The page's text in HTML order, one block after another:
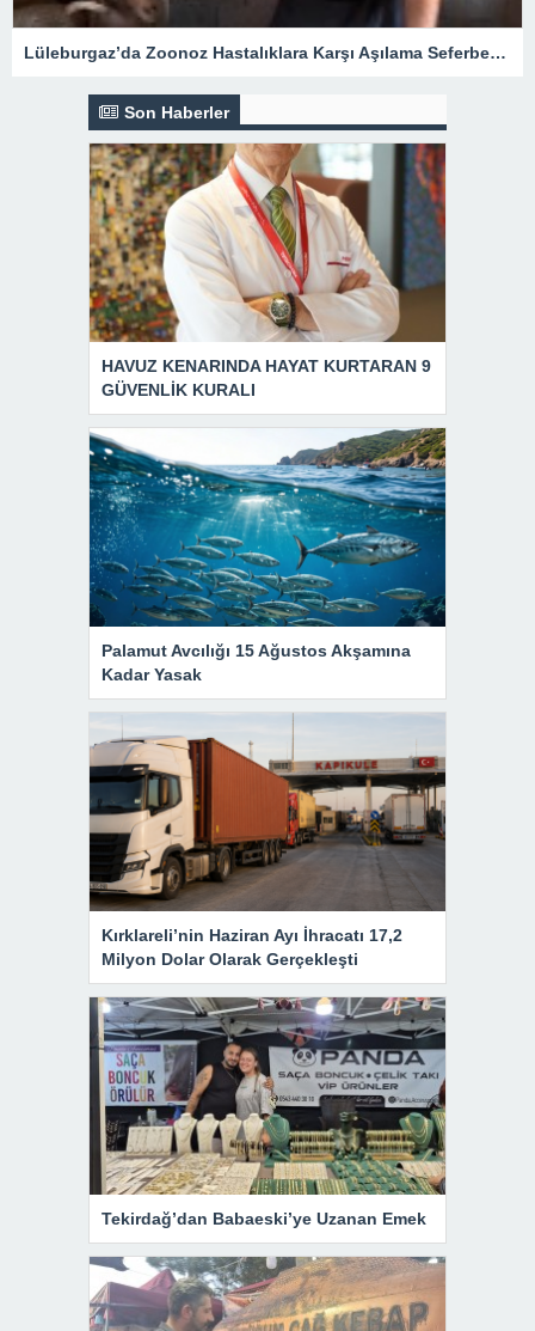
Lüleburgaz’da Zoonoz Hastalıklara Karşı Aşılama Seferberliği
Son Haberler
HAVUZ KENARINDA HAYAT KURTARAN 9
GÜVENLİK KURALI
Palamut Avcılığı 15 Ağustos Akşamına
Kadar Yasak
Kırklareli’nin Haziran Ayı İhracatı 17,2
Milyon Dolar Olarak Gerçekleşti
Tekirdağ’dan Babaeski’ye Uzanan Emek